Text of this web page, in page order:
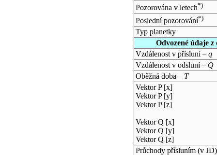
Pozorována v letech*)
Poslední pozorování*)
Typ planetky
Odvozené údaje
Vzdálenost v přísluní – q
Vzdálenost v odsluní – Q
Oběžná doba – T
Vektor P [x]
Vektor P [y]
Vektor P [z]
Vektor Q [x]
Vektor Q [y]
Vektor Q [z]
Průchody přísluním (v JD)